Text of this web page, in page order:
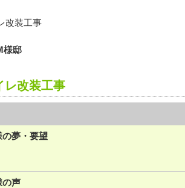
様邸
レ改装工事
の夢・要望
の声